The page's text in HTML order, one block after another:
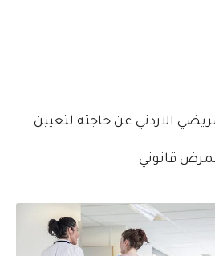
الاردني عن حاجته لتعيين
قانوني